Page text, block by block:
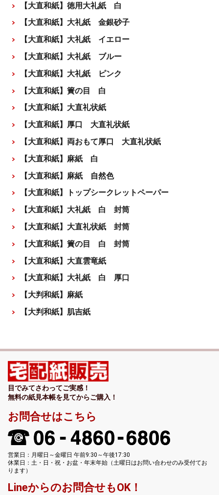
【大直和紙】徳用大礼紙 白
【大直和紙】大礼紙 金銀砂子
【大直和紙】大礼紙 イエロー
【大直和紙】大礼紙 ブルー
【大直和紙】大礼紙 ピンク
【大直和紙】簀の目 白
【大直和紙】大直礼状紙
【大直和紙】厚口 大直礼状紙
【大直和紙】両おもて厚口 大直礼状紙
【大直和紙】麻紙 白
【大直和紙】麻紙 自然色
【大直和紙】トップシークレットペーパー
【大直和紙】大礼紙 白 封筒
【大直和紙】大直礼状紙 封筒
【大直和紙】簀の目 白 封筒
【大直和紙】大直雲竜紙
【大直和紙】大礼紙 白 厚口
【大判和紙】麻紙
【大判和紙】肌吉紙
目でみてさわってご実感！
無料の紙見本帳を見てからご購入！
お問合せはこちら
営業日：月曜日～金曜日 午前9:30～午後17:30
休業日：土・日・祝・お盆・年末年始（土曜日はお問い合わせのみ受付てお
ります）
Lineからのお問合せもOK！